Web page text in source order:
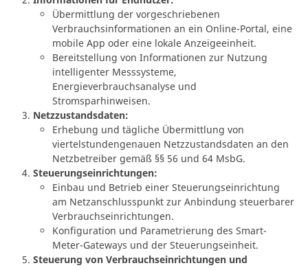
Übermittlung der vorgeschriebenen
Verbrauchsinformationen an ein Online-Portal, eine
mobile App oder eine lokale Anzeigeeinheit.
Bereitstellung von Informationen zur Nutzung
intelligenter Messsysteme,
Energieverbrauchsanalyse und
Stromsparhinweisen.
Netzzustandsdaten:
Erhebung und tägliche Übermittlung von
viertelstundengenauen Netzzustandsdaten an den
Netzbetreiber gemäß §§ 56 und 64 MsbG.
Steuerungseinrichtungen:
Einbau und Betrieb einer Steuerungseinrichtung
am Netzanschlusspunkt zur Anbindung steuerbarer
Verbrauchseinrichtungen.
Konfiguration und Parametrierung des Smart-
Meter-Gateways und der Steuerungseinheit.
Steuerung von Verbrauchseinrichtungen und